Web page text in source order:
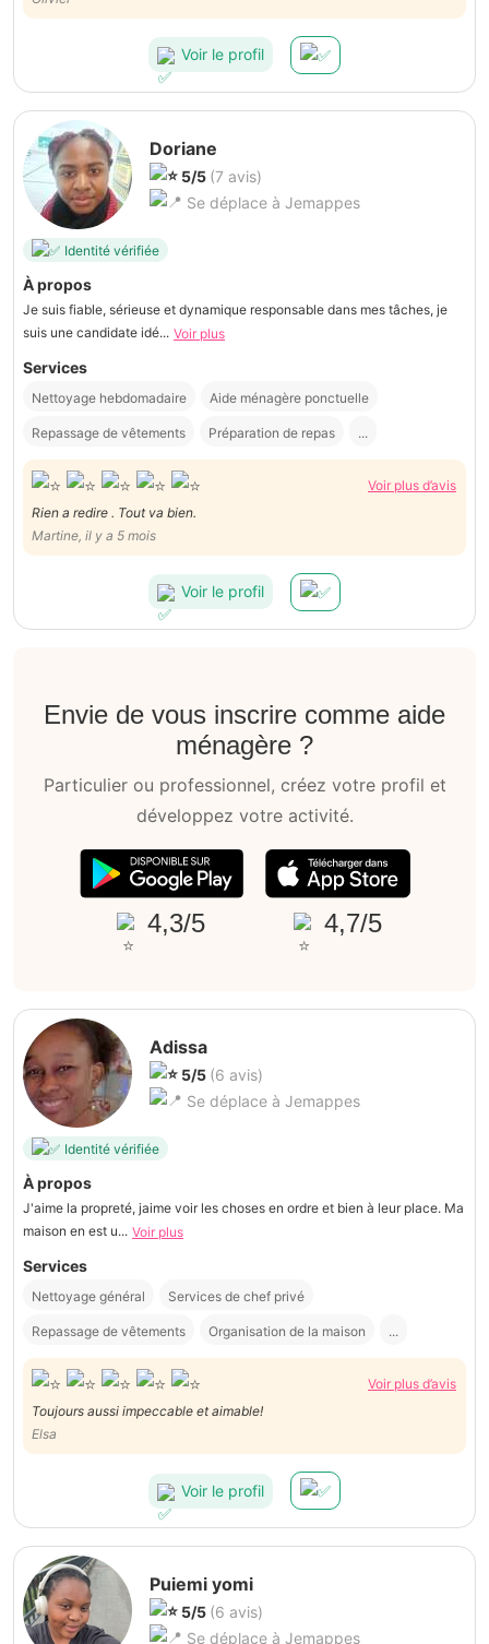
Voir le profil
Doriane
5/5 (7 avis)
Se déplace à Jemappes
Identité vérifiée
À propos
Je suis fiable, sérieuse et dynamique responsable dans mes tâches, je
suis une candidate idé... Voir plus
Services
Nettoyage hebdomadaire Aide ménagère ponctuelle
Repassage de vêtements Préparation de repas ...
Voir plus d’avis
Rien a redire . Tout va bien.
Martine, il y a 5 mois
Voir le profil
Envie de vous inscrire comme aide
ménagère ?
Particulier ou professionnel, créez votre profil et
développez votre activité.
4,3/5 4,7/5
Adissa
5/5 (6 avis)
Se déplace à Jemappes
Identité vérifiée
À propos
J'aime la propreté, jaime voir les choses en ordre et bien à leur place. Ma
maison en est u... Voir plus
Services
Nettoyage général Services de chef privé
Repassage de vêtements Organisation de la maison ...
Voir plus d’avis
Toujours aussi impeccable et aimable!
Elsa
Voir le profil
Puiemi yomi
5/5 (6 avis)
Se déplace à Jemappes